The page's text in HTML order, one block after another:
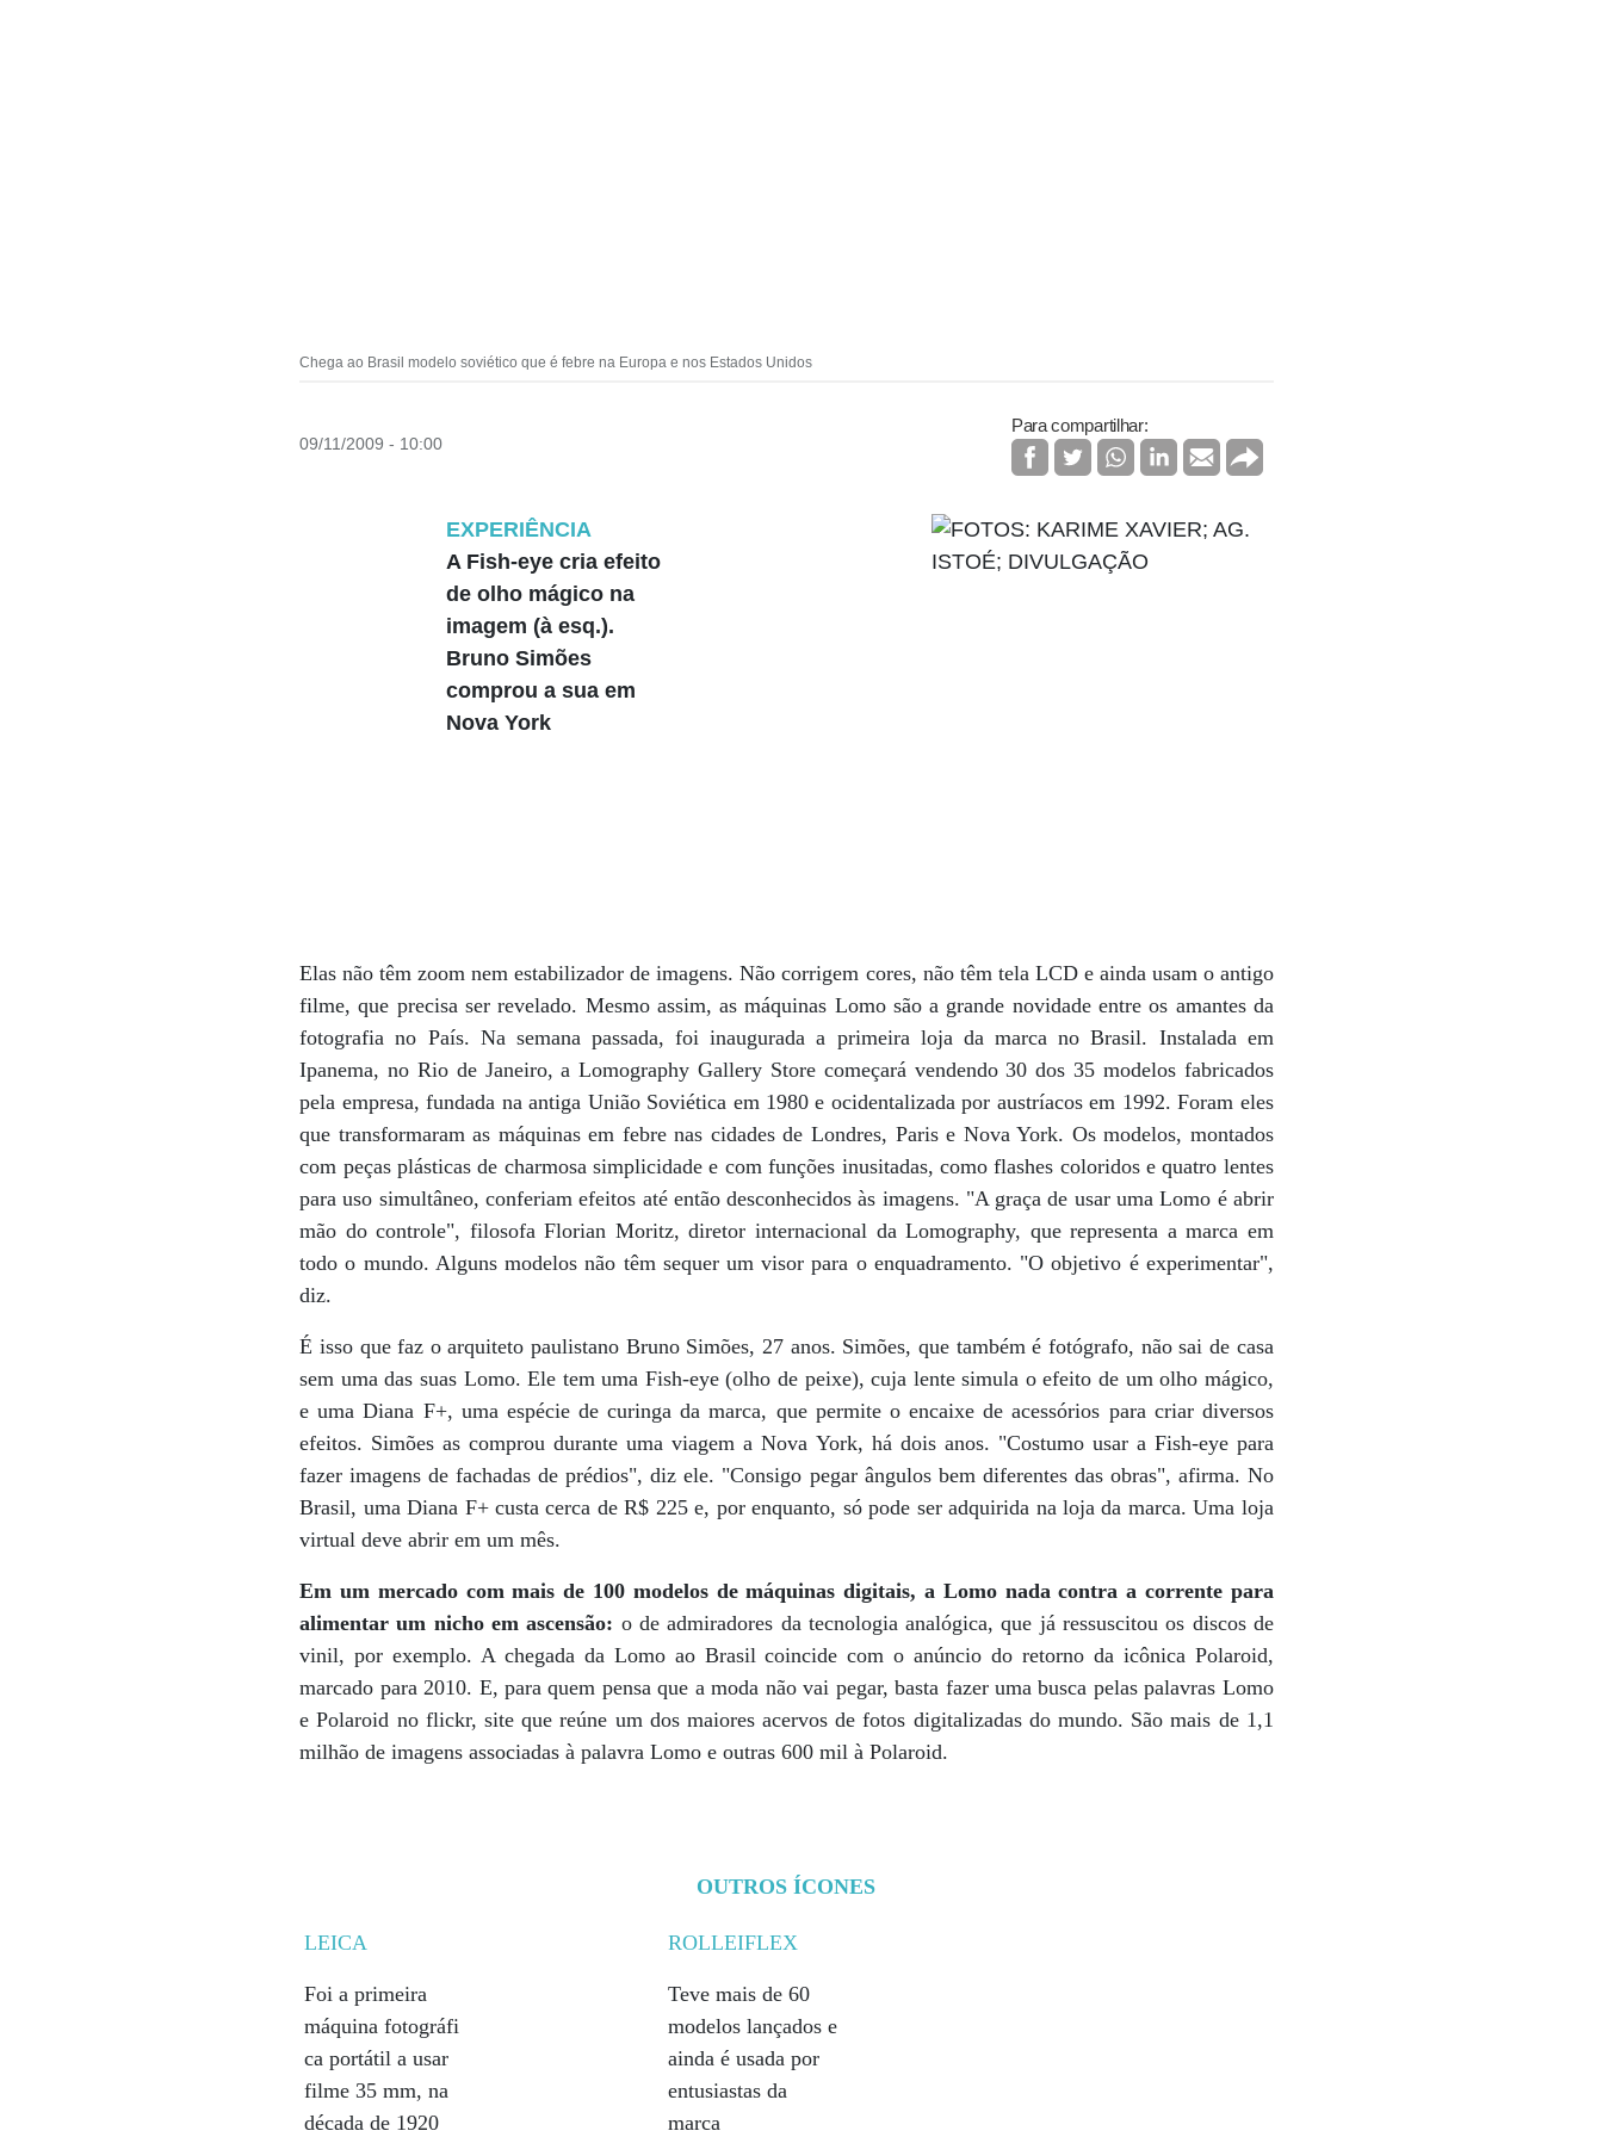
Chega ao Brasil modelo soviético que é febre na Europa e nos Estados Unidos
09/11/2009 - 10:00
Para compartilhar:
EXPERIÊNCIA
A Fish-eye cria efeito
de olho mágico na
imagem (à esq.).
Bruno Simões
comprou a sua em
Nova York
Elas não têm zoom nem estabilizador de imagens. Não corrigem cores, não têm tela LCD e ainda usam o antigo
filme, que precisa ser revelado. Mesmo assim, as máquinas Lomo são a grande novidade entre os amantes da
fotografia no País. Na semana passada, foi inaugurada a primeira loja da marca no Brasil. Instalada em
Ipanema, no Rio de Janeiro, a Lomography Gallery Store começará vendendo 30 dos 35 modelos fabricados
pela empresa, fundada na antiga União Soviética em 1980 e ocidentalizada por austríacos em 1992. Foram eles
que transformaram as máquinas em febre nas cidades de Londres, Paris e Nova York. Os modelos, montados
com peças plásticas de charmosa simplicidade e com funções inusitadas, como flashes coloridos e quatro lentes
para uso simultâneo, conferiam efeitos até então desconhecidos às imagens. "A graça de usar uma Lomo é abrir
mão do controle", filosofa Florian Moritz, diretor internacional da Lomography, que representa a marca em
todo o mundo. Alguns modelos não têm sequer um visor para o enquadramento. "O objetivo é experimentar",
diz.
É isso que faz o arquiteto paulistano Bruno Simões, 27 anos. Simões, que também é fotógrafo, não sai de casa
sem uma das suas Lomo. Ele tem uma Fish-eye (olho de peixe), cuja lente simula o efeito de um olho mágico,
e uma Diana F+, uma espécie de curinga da marca, que permite o encaixe de acessórios para criar diversos
efeitos. Simões as comprou durante uma viagem a Nova York, há dois anos. "Costumo usar a Fish-eye para
fazer imagens de fachadas de prédios", diz ele. "Consigo pegar ângulos bem diferentes das obras", afirma. No
Brasil, uma Diana F+ custa cerca de R$ 225 e, por enquanto, só pode ser adquirida na loja da marca. Uma loja
virtual deve abrir em um mês.
Em um mercado com mais de 100 modelos de máquinas digitais, a Lomo nada contra a corrente para
alimentar um nicho em ascensão: o de admiradores da tecnologia analógica, que já ressuscitou os discos de
vinil, por exemplo. A chegada da Lomo ao Brasil coincide com o anúncio do retorno da icônica Polaroid,
marcado para 2010. E, para quem pensa que a moda não vai pegar, basta fazer uma busca pelas palavras Lomo
e Polaroid no flickr, site que reúne um dos maiores acervos de fotos digitalizadas do mundo. São mais de 1,1
milhão de imagens associadas à palavra Lomo e outras 600 mil à Polaroid.
OUTROS ÍCONES
LEICA
Foi a primeira
máquina fotográfi
ca portátil a usar
filme 35 mm, na
década de 1920
ROLLEIFLEX
Teve mais de 60
modelos lançados e
ainda é usada por
entusiastas da
marca